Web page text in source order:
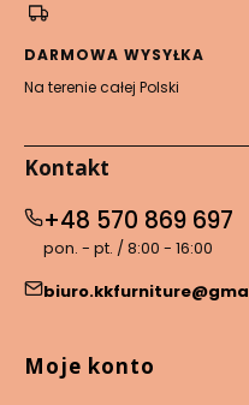
DARMOWA WYSYŁKA
Na terenie całej Polski
Kontakt
+48 570 869 697
pon. - pt. / 8:00 - 16:00
Linki w stopce
Moje konto